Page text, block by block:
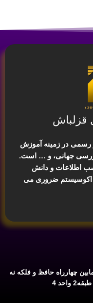
قزلباش
رسمی در زمینه آموزش
جهانی، و … است.
اطلاعات و دانش
اکوسیستم ضروری می
چهارراه حافظ و فلکه نه